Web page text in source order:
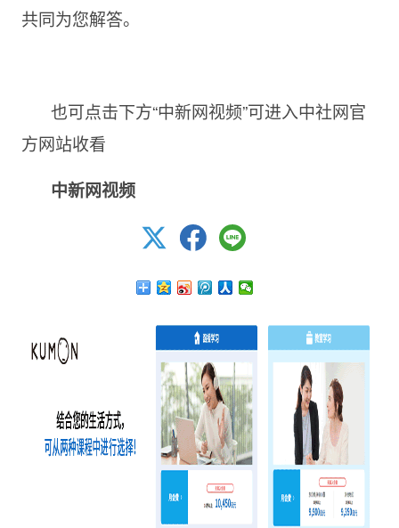
共同为您解答。
也可点击下方“中新网视频”可进入中社网官
方网站收看
中新网视频